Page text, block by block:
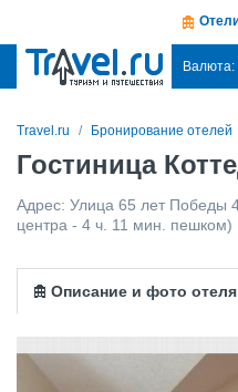
Валюта:
Travel.ru Бронирование отелей
Гостиница
Адрес: Улица 65 лет Победы
центра - 4 ч. 11 мин. пешком)
Описание и фото отеля